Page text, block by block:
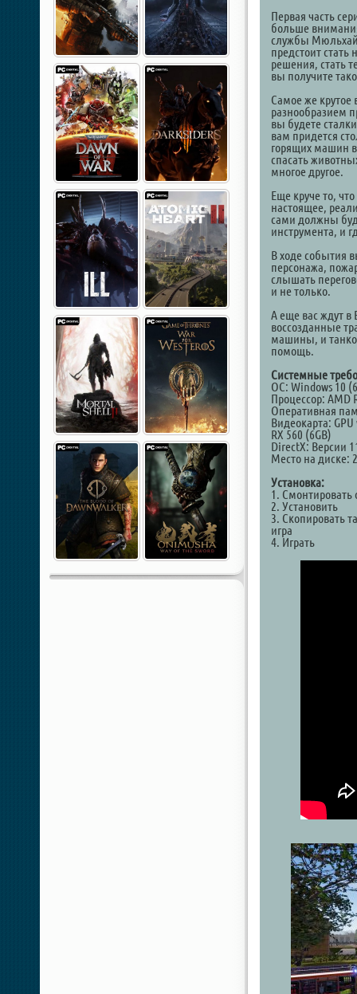
Первая часть
больше
службы
предстоит
решения, стать
вы получите
Самое же крутое
разнообразием
вы будете
вам придется
горящих машин
спасать
многое другое.
Еще круче то,
настоящее,
сами должны
инструмента, и
В ходе события
персонажа,
слышать
и не только.
А еще вас ждут в
воссозданные
машины, и
помощь.
Системные
ОС: Windows 10
Процессор: AMD
Оперативная
Видеокарта:
RX 560 (6GB)
DirectX: Версии
Место на диске:
Установка:
1. Смонтировать
2. Установить
3. Скопировать
игра
4. Играть